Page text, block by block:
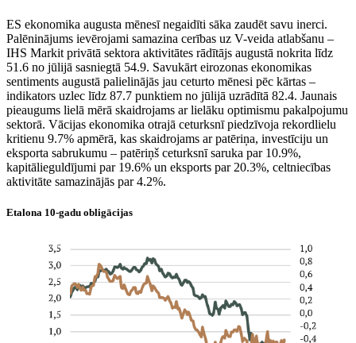
ES ekonomika augusta mēnesī negaidīti sāka zaudēt savu inerci.
Palēninājums ievērojami samazina cerības uz V-veida atlabšanu –
IHS Markit privātā sektora aktivitātes rādītājs augustā nokrita līdz
51.6 no jūlijā sasniegtā 54.9. Savukārt eirozonas ekonomikas
sentiments augustā palielinājās jau ceturto mēnesi pēc kārtas –
indikators uzlec līdz 87.7 punktiem no jūlijā uzrādītā 82.4. Jaunais
pieaugums lielā mērā skaidrojams ar lielāku optimismu pakalpojumu
sektorā. Vācijas ekonomika otrajā ceturksnī piedzīvoja rekordlielu
kritienu 9.7% apmērā, kas skaidrojams ar patēriņa, investīciju un
eksporta sabrukumu – patēriņš ceturksnī saruka par 10.9%,
kapitālieguldījumi par 19.6% un eksports par 20.3%, celtniecības
aktivitāte samazinājās par 4.2%.
Etalona 10-gadu obligācijas